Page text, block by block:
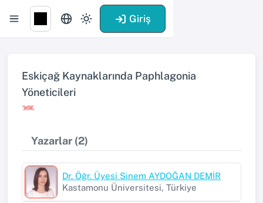
Giriş
Eskiçağ Kaynaklarında Paphlagonia
Yöneticileri
Yazarlar (2)
Dr. Öğr. Üyesi Sinem AYDOĞAN DEMİR
Kastamonu Üniversitesi, Türkiye